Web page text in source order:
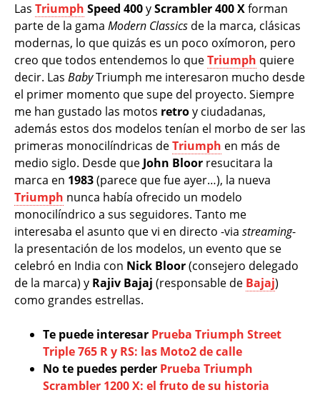
Las Triumph Speed 400yScrambler 400 Xforman
parte de la gama Modern Classics de la marca, clásicas
modernas, lo que quizás es un poco oxímoron, pero
creo que todos entendemos lo queTriumph quiere
decir. Las BabyTriumph me interesaron mucho desde
el primer momento que supe del proyecto. Siempre
me han gustado las motos retroy ciudadanas,
además estos dos modelos tenían el morbo de ser las
primeras monocilíndricas deTriumph en más de
medio siglo. Desde que John Bloor resucitara la
marca en 1983(parece que fue ayer…), la nueva
Triumph nunca había ofrecido un modelo
monocilíndrico a sus seguidores. Tanto me
interesaba el asunto que vi en directo -via streaming-
la presentación de los modelos, un evento que se
celebró en India con Nick Bloor(consejero delegado
de la marca) y Rajiv Bajaj (responsable de Bajaj)
como grandes estrellas.
Te puede interesar Prueba Triumph Street
Triple 765 R y RS: las Moto2 de calle
No te puedes perder Prueba Triumph
Scrambler 1200 X: el fruto de su historia